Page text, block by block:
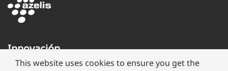
Innovación
This website uses cookies to ensure you get the